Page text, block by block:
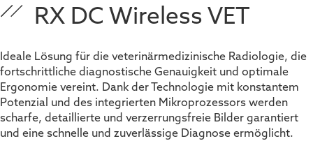
RX DC Wireless VET
Ideale Lösung für die veterinärmedizinische Radiologie, die
fortschrittliche diagnostische Genauigkeit und optimale
Ergonomie vereint. Dank der Technologie mit konstantem
Potenzial und des integrierten Mikroprozessors werden
scharfe, detaillierte und verzerrungsfreie Bilder garantiert
und eine schnelle und zuverlässige Diagnose ermöglicht.